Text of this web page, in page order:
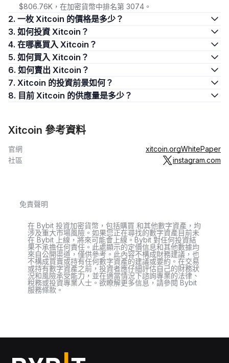
$806.76K，在加密貨幣中排名第 3074。
2. 一枚 Xitcoin 的價格是多少？
3. 如何投資 Xitcoin？
4. 在哪裏買入 Xitcoin？
5. 如何買入 Xitcoin？
6. 如何賣出 Xitcoin？
7. Xitcoin 的投資前景如何？
8. 目前 Xitcoin 的供應量是多少？
Xitcoin 參考資料
官網 xitcoin.orgWhitePaper
社區
instagram.com
免責聲明
在 Bybit 投資加密貨幣，包括購買 和其他數字資產，均
涉及重大市場風險。如果您正在尋找的數字資產目前未
在 Bybit 上線，將來可能會上線。Bybit 對任何投資結
果不承擔任何責任。此處顯示的定價信息和其他數據均
來自公開渠道，僅供參考。此內容不構成財務建議，也
不構成買賣或持有任何數字資產的建議或要約。在交易
或持有數字資產之前，投資者應仔細評估自己的財務狀
況和風險承受能力，並在適當情況下諮詢專業的法律、
稅務或投資專業人士。欲瞭解更多信息，請參閱 Bybit
服務條款。